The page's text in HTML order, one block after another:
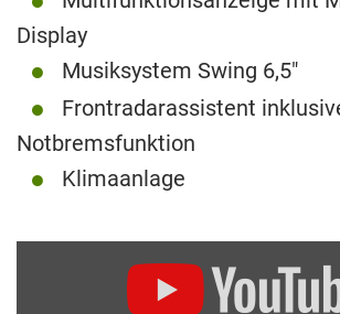
Display
Musiksystem Swing 6,5″
Frontradarassistent
Notbremsfunktion
Klimaanlage